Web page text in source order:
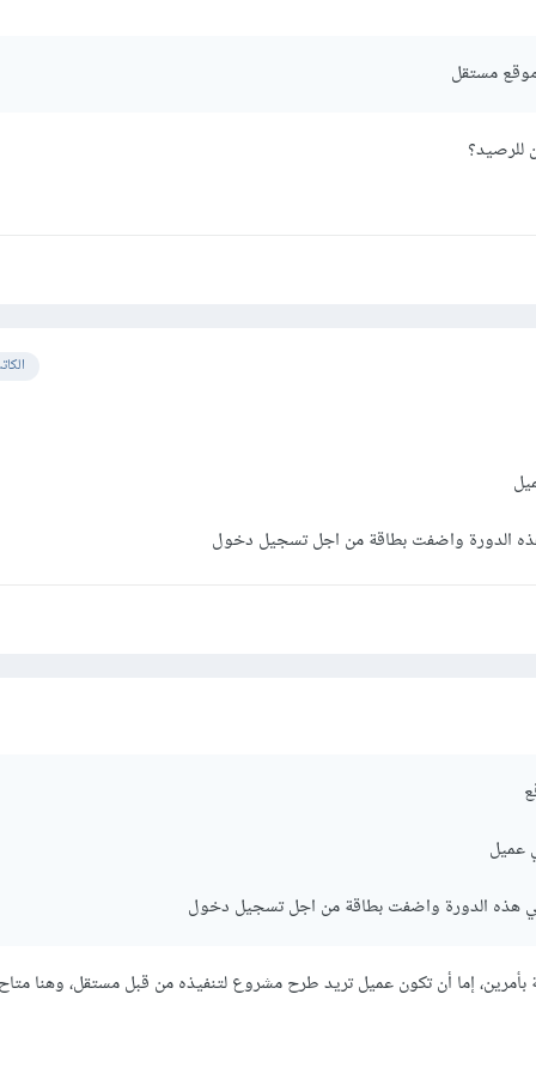
مستقل
واضفت بطاقة من اجل تسجيل دخول
عميل
الدورة واضفت بطاقة من اجل تسجيل دخول
إما أن تكون عميل تريد طرح مشروع لتنفيذه من قبل مستقل، وهنا